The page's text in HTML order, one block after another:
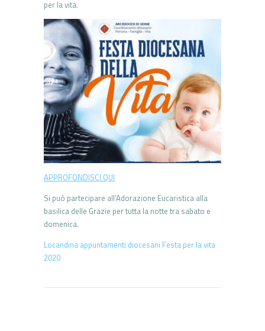
per la vita.
APPROFONDISCI QUI
Si può partecipare all’Adorazione Eucaristica alla
basilica delle Grazie per tutta la notte tra sabato e
domenica.
Locandina appuntamenti diocesani Festa per la vita
2020